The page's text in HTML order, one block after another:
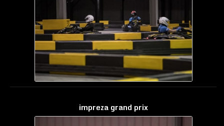
impreza grand prix